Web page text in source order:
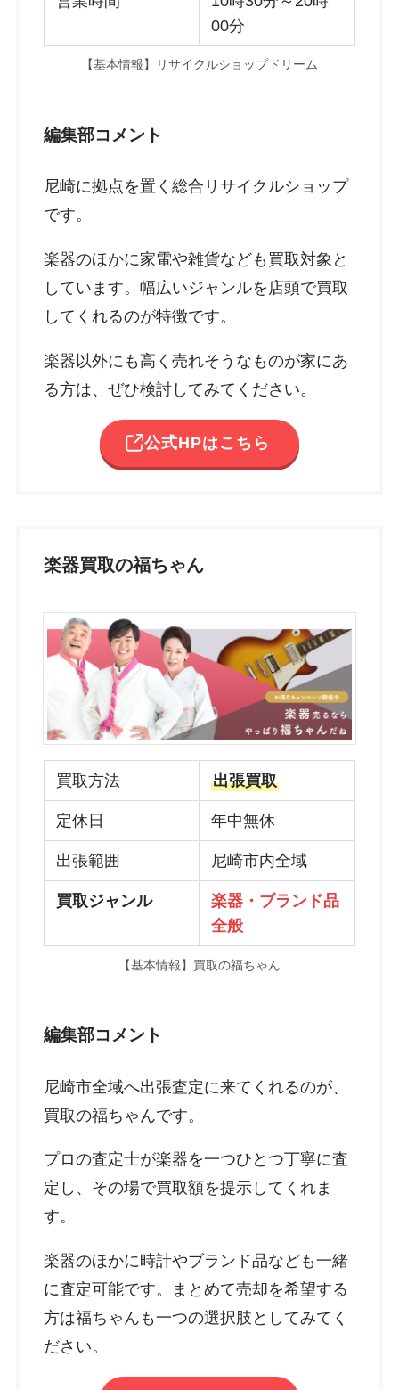
00分
【基本情報】リサイクルショップドリーム
編集部コメント
尼崎に拠点を置く総合リサイクルショップ
です。
楽器のほかに家電や雑貨なども買取対象と
しています。幅広いジャンルを店頭で買取
してくれるのが特徴です。
楽器以外にも高く売れそうなものが家にあ
る方は、ぜひ検討してみてください。
公式HPはこちら
楽器買取の福ちゃん
買取方法 出張買取
定休日 年中無休
出張範囲 尼崎市内全域
買取ジャンル
楽器・ブランド品
全般
【基本情報】買取の福ちゃん
編集部コメント
尼崎市全域へ出張査定に来てくれるのが、
買取の福ちゃんです。
プロの査定士が楽器を一つひとつ丁寧に査
定し、その場で買取額を提示してくれま
す。
楽器のほかに時計やブランド品なども一緒
に査定可能です。まとめて売却を希望する
方は福ちゃんも一つの選択肢としてみてく
ださい。